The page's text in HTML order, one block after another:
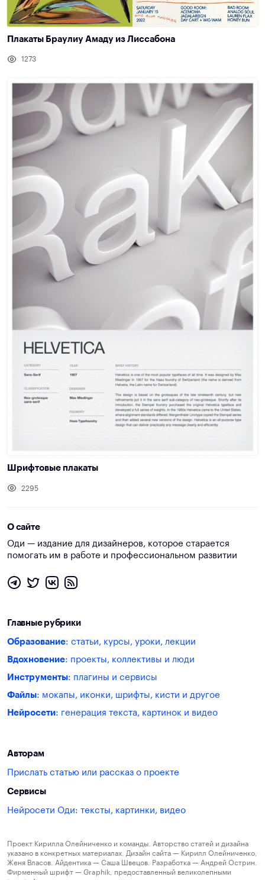
Плакаты Браулиу Амаду из Лиссабона
1273
Шрифтовые плакаты
2295
О сайте
Оди — издание для дизайнеров, которое старается
помогать им в работе и профессиональном развитии
Главные рубрики
Образование: статьи, курсы, уроки, лекции
Вдохновение: проекты, коллективы и люди
Инструменты: плагины и сервисы
Файлы: мокапы, иконки, шрифты, кисти и другое
Нейросети: генерация текста, картинок и видео
Авторам
Прислать статью или рассказ о проекте
Сервисы
Нейросети Оди: тексты, картинки, видео
Проект Кирилла Олейниченко и команды. Авторство статей и дизайна
указано в конкретных материалах. Дизайн сайта — Кирилл Олейниченко,
Женя Власов. Айдентика — Саша Швецов. Разработка — Андрей Острин.
Фирменный шрифт — Graphik, предоставленный великолепными